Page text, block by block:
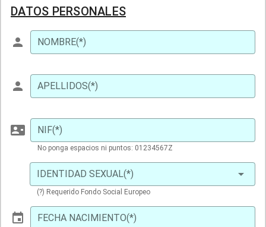
DATOS PERSONALES
NOMBRE(*)
APELLIDOS(*)
NIF(*)
No ponga espacios ni puntos: 01234567Z
IDENTIDAD SEXUAL(*)
(?) Requerido Fondo Social Europeo
FECHA NACIMIENTO(*)